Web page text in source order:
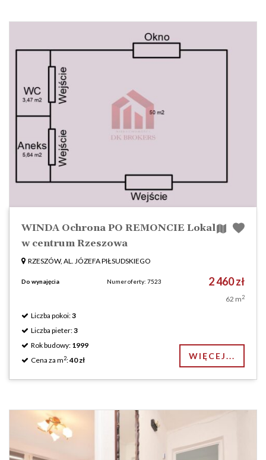
WINDA Ochrona PO REMONCIE Lokal
w centrum Rzeszowa
RZESZÓW, AL. JÓZEFA PIŁSUDSKIEGO
Do wynajęcia Numer oferty: 7523 2 460 zł
62 m2
Liczba pokoi:3
Liczba pieter:3
Rok budowy: 1999
Cena za m2:40 zł WIĘCEJ...